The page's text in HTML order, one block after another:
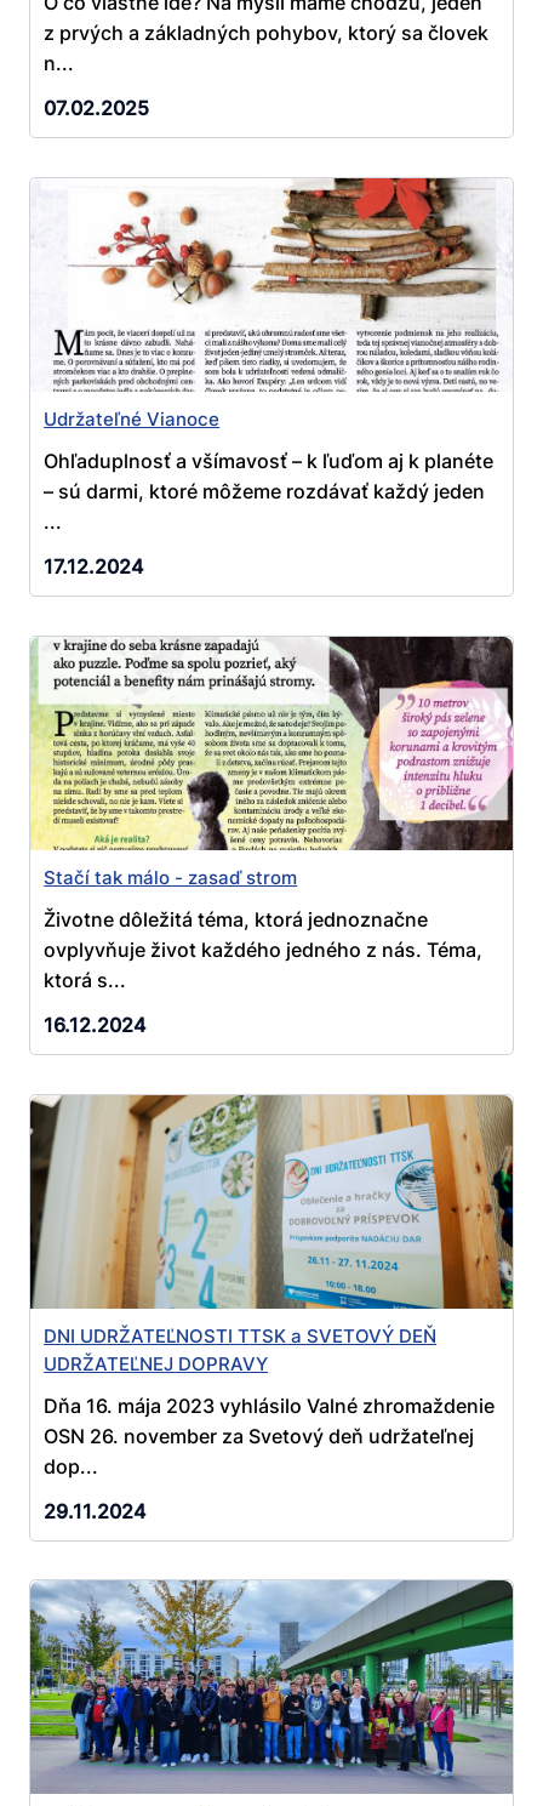
z prvých a základných pohybov, ktorý sa človek
n...
07.02.2025
Udržateľné Vianoce
Ohľaduplnosť a všímavosť – k ľuďom aj k planéte
– sú darmi, ktoré môžeme rozdávať každý jeden
...
17.12.2024
Stačí tak málo - zasaď strom
Životne dôležitá téma, ktorá jednoznačne
ovplyvňuje život každého jedného z nás. Téma,
ktorá s...
16.12.2024
DNI UDRŽATEĽNOSTI TTSK a SVETOVÝ DEŇ
UDRŽATEĽNEJ DOPRAVY
Dňa 16. mája 2023 vyhlásilo Valné zhromaždenie
OSN 26. november za Svetový deň udržateľnej
dop...
29.11.2024